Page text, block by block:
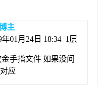
主
年01月24日 18:34 1层
手指文件 如果没问
应